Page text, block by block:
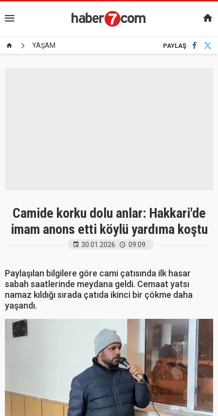
YAŞAM PAYLAŞ
Camide korku dolu anlar: Hakkari'de
imam anons etti köylü yardıma koştu
30.01.2026 09:09
Paylaşılan bilgilere göre cami çatısında ilk hasar
sabah saatlerinde meydana geldi. Cemaat yatsı
namaz kıldığı sırada çatıda ikinci bir çökme daha
yaşandı.